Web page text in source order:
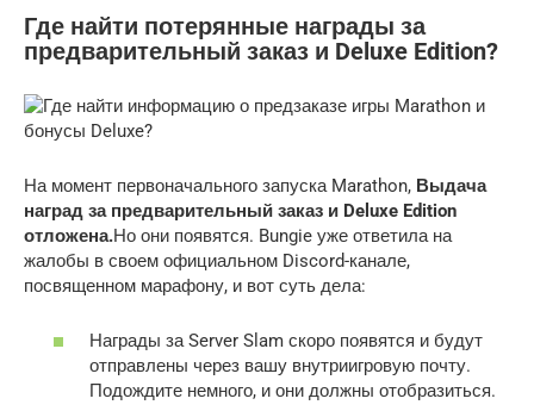
Где найти потерянные награды за
предварительный заказ и Deluxe Edition?
На момент первоначального запуска Marathon, Выдача
наград за предварительный заказ и Deluxe Edition
отложена.Но они появятся. Bungie уже ответила на
жалобы в своем официальном Discord-канале,
посвященном марафону, и вот суть дела:
Награды за Server Slam скоро появятся и будут
отправлены через вашу внутриигровую почту.
Подождите немного, и они должны отобразиться.